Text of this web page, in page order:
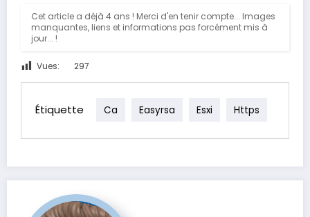
Cet article a déjà 4 ans ! Merci d'en tenir compte... Images
manquantes, liens et informations pas forcément mis à
jour... !
Vues: 297
Étiquette Ca Easyrsa Esxi Https